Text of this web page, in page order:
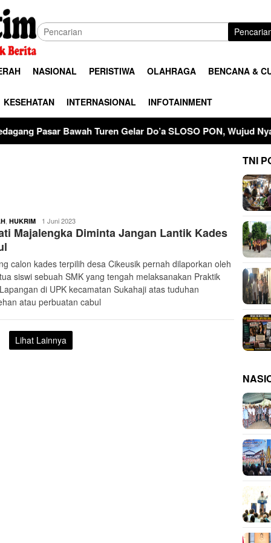
NASIONAL PERISTIWA OLAHRAGA BENCANA &
KESEHATAN INTERNASIONAL INFOTAINMENT
Turen Gelar Do’a SLOSO PON, Wujud Nyata Jaga
HUKRIMbuserjatim
1 Juni 2023
Majalengka Diminta Jangan Lantik Kades
calon kades terpilih desa Cikeusik pernah dilaporkan oleh
siswi sebuah SMK yang tengah melaksanakan Praktik
di UPK kecamatan Sukahaji atas tuduhan
atau perbuatan cabul
Lihat Lainnya
TNI